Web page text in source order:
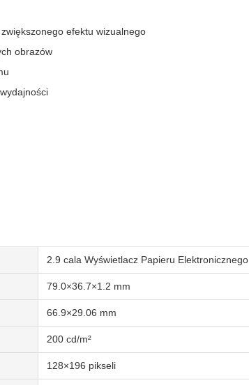
efektu wizualnego
obrazów
2.9 cala Wyświetlacz Papieru Elektronicznego
79.0×36.7×1.2 mm
66.9×29.06 mm
200 cd/m²
128×196 pikseli